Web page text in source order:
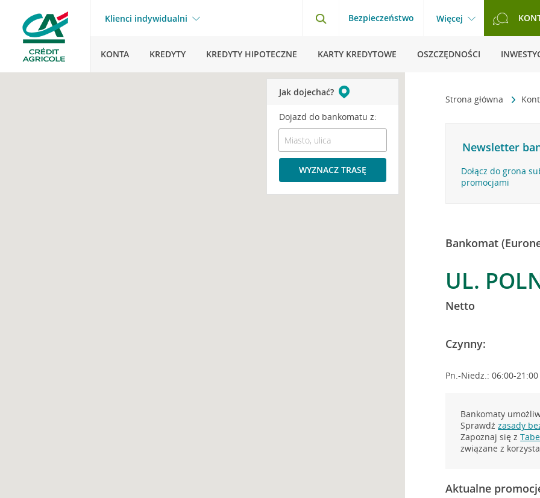
Klienci indywidualni Bezpieczeństwo Więcej
KONTA KREDYTY KREDYTY HIPOTECZNE KARTY KREDYTOWE OSZCZĘDNOŚCI
Strona główna
Newsletter
Dołącz do grona
promocjami
Bankomat
UL.
Netto
Czynny:
Pn.-Niedz.: 06:00-21:00
Bankomaty
Sprawdźzasady
Zapoznaj się z
związane z
Aktualne
Jak dojechać?
Dojazd do bankomatu z:
WYZNACZ TRASĘ